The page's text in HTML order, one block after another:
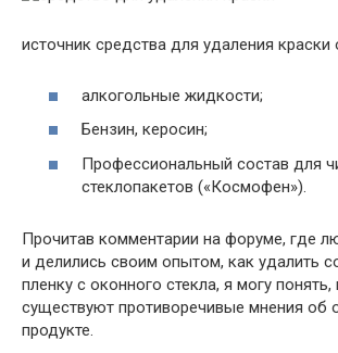
источник средства для удаления краски
алкогольные жидкости;
Бензин, керосин;
Профессиональный состав для
стеклопакетов («Космофен»).
Прочитав комментарии на форуме, где
и делились своим опытом, как удалить
пленку с оконного стекла, я могу
существуют противоречивые мнения об
продукте.